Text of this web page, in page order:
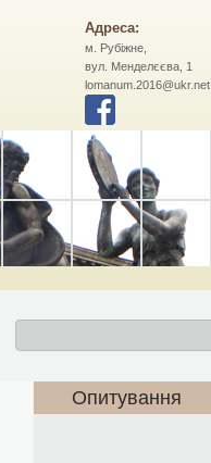
Адреса:
м. Рубіжне,
вул. Менделєєва, 1
lomanum.2016@ukr.net
Опитування